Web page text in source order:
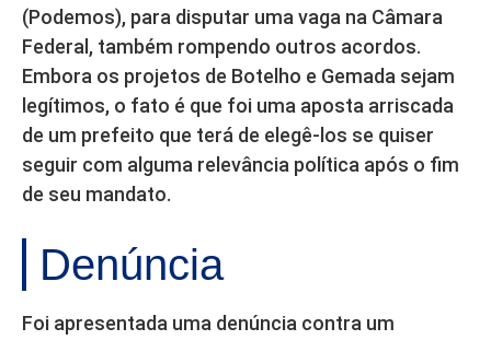
(Podemos), para disputar uma vaga na Câmara
Federal, também rompendo outros acordos.
Embora os projetos de Botelho e Gemada sejam
legítimos, o fato é que foi uma aposta arriscada
de um prefeito que terá de elegê-los se quiser
seguir com alguma relevância política após o fim
de seu mandato.
Denúncia
Foi apresentada uma denúncia contra um